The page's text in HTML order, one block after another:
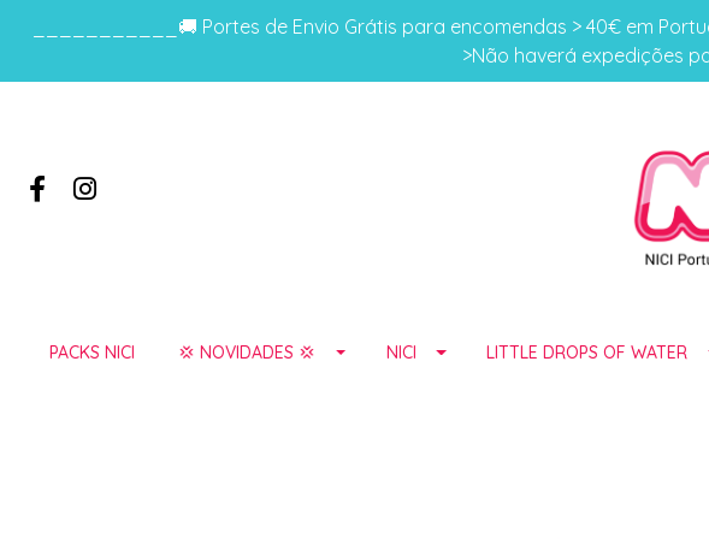
___________🚚 Portes de Envio Grátis para encomendas > 40€ em
>Não haverá expedições
PACKS NICI 💢 NOVIDADES 💢 NICI LITTLE DROPS OF WATER